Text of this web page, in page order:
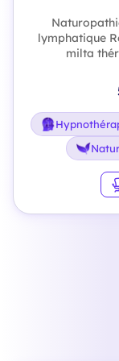
lymphatique
milta